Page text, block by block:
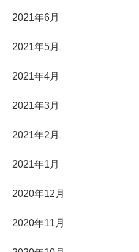
2021年6月
2021年5月
2021年4月
2021年3月
2021年2月
2021年1月
2020年12月
2020年11月